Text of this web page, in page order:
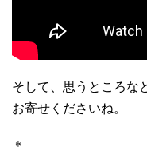
そして、思うところな
お寄せくださいね。
＊